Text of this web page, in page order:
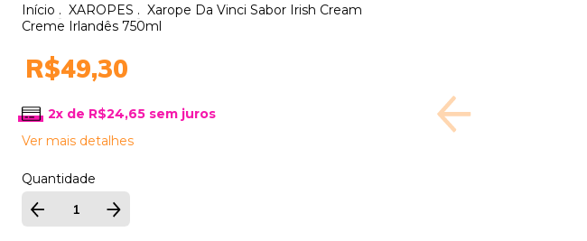
Início . XAROPES . Xarope Da Vinci Sabor Irish Cream
Creme Irlandês 750ml
R$49,30
2x de R$24,65sem juros
Ver mais detalhes
Quantidade